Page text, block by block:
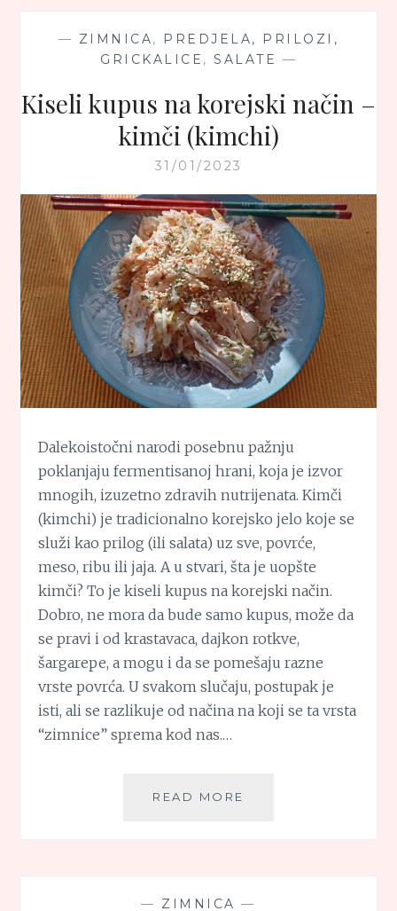
— ZIMNICA, PREDJELA, PRILOZI,
GRICKALICE , SALATE —
Kiseli kupus na korejski način –
kimči (kimchi)
31/01/2023
Dalekoistočni narodi posebnu pažnju
poklanjaju fermentisanoj hrani, koja je izvor
mnogih, izuzetno zdravih nutrijenata. Kimči
(kimchi) je tradicionalno korejsko jelo koje se
služi kao prilog (ili salata) uz sve, povrće,
meso, ribu ili jaja. A u stvari, šta je uopšte
kimči? To je kiseli kupus na korejski način.
Dobro, ne mora da bude samo kupus, može da
se pravi i od krastavaca, dajkon rotkve,
šargarepe, a mogu i da se pomešaju razne
vrste povrća. U svakom slučaju, postupak je
isti, ali se razlikuje od načina na koji se ta vrsta
“zimnice” sprema kod nas.…
READ MORE
— ZIMNICA —